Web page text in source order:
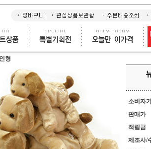
형
소비자
판매가
적립금
제조사/